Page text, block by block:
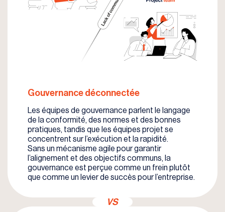
Gouvernance déconnectée
Les équipes de gouvernance parlent le langage
de la conformité, des normes et des bonnes
pratiques, tandis que les équipes projet se
concentrent sur l’exécution et la rapidité.
Sans un mécanisme agile pour garantir
l’alignement et des objectifs communs, la
gouvernance est perçue comme un frein plutôt
que comme un levier de succès pour l’entreprise.
VS